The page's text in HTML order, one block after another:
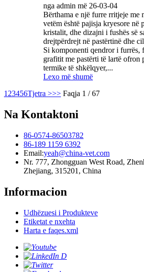
nga admin më 26-03-04
Bërthama e një furre rritjeje me
vetëm është pajisja kryesore në
kristalit, dhe dizajni i fushës së
drejtpërdrejt në pastërtinë dhe
Si komponenti qendror i furrës,
grafitit me pastërti të lartë ofron
termike të shkëlqyer,...
Lexo më shumë
1 23456Tjetra >>> Faqja 1 / 67
Na Kontaktoni
86-0574-86503782
86-189 1159 6392
Email:yeah@china-vet.com
Nr. 777, Zhongguan West Road,
Zhejiang, 315201, China
Informacion
Udhëzuesi i Produkteve
Etiketat e nxehta
Harta e faqes.xml